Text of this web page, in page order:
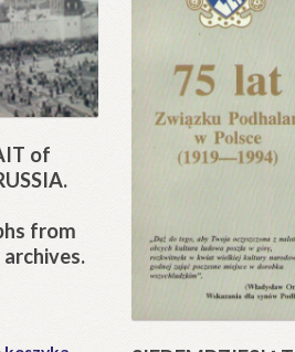
of
from